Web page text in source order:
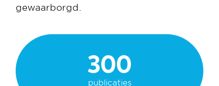
gewaarborgd.
300
publicaties